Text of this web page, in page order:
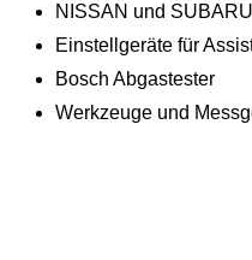
NISSAN und
Einstellgeräte für
Bosch Abgastester
Werkzeuge und